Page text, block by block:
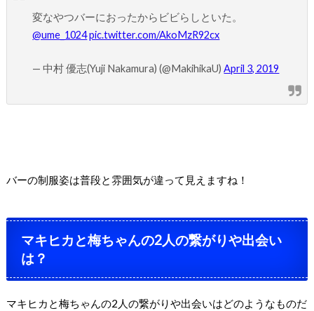
変なやつバーにおったからビビらしといた。
@ume_1024pic.twitter.com/AkoMzR92cx
— 中村 優志(Yuji Nakamura) (@MakihikaU)April 3, 2019
バーの制服姿は普段と雰囲気が違って見えますね！
マキヒカと梅ちゃんの2人の繋がりや出会い
は？
マキヒカと梅ちゃんの2 人の繋がりや出会いはどのようなものだ